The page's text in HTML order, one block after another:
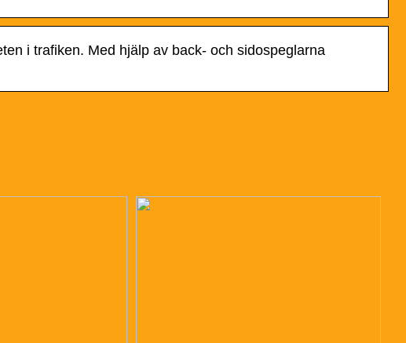
i trafiken. Med hjälp av back- och sidospeglarna